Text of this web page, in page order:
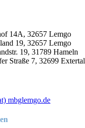
14A, 32657 Lemgo
19, 32657 Lemgo
19, 31789 Hameln
Straße 7, 32699 Extertal
mbglemgo.de